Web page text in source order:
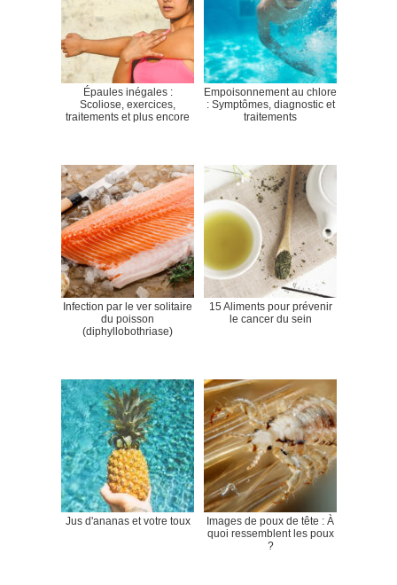
Épaules inégales :
Scoliose, exercices,
traitements et plus encore
Empoisonnement au chlore
: Symptômes, diagnostic et
traitements
Infection par le ver solitaire
du poisson
(diphyllobothriase)
15 Aliments pour prévenir
le cancer du sein
Jus d'ananas et votre toux
Images de poux de tête : À
quoi ressemblent les poux
?